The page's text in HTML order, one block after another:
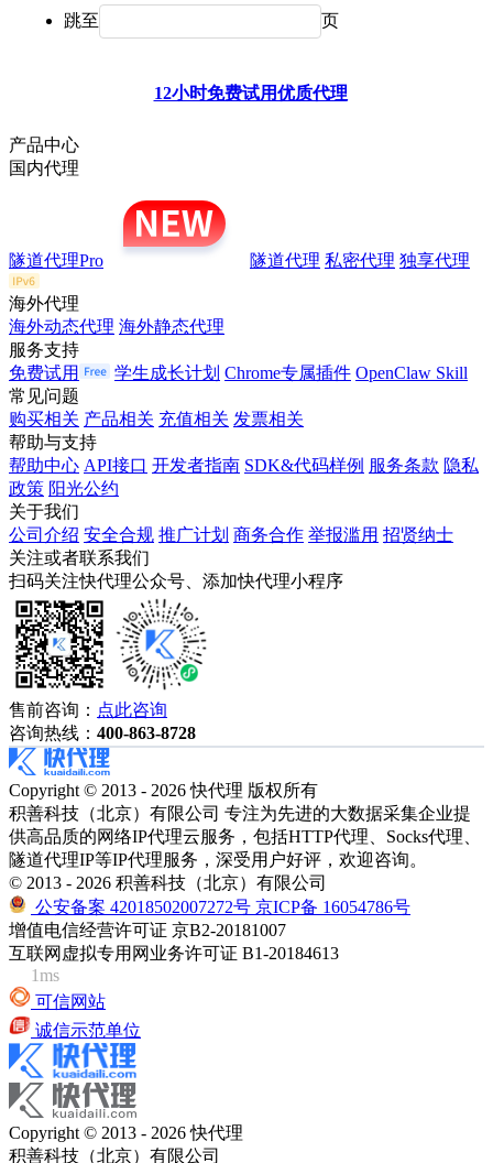
跳至 页
12小时免费试用优质代理
产品中心
国内代理
隧道代理Pro 隧道代理 私密代理 独享代理
海外代理
海外动态代理 海外静态代理
服务支持
免费试用
学生成长计划 Chrome专属插件 OpenClaw Skill
常见问题
购买相关 产品相关 充值相关 发票相关
帮助与支持
帮助中心 API接口 开发者指南 SDK&代码样例 服务条款 隐私
政策 阳光公约
关于我们
公司介绍 安全合规 推广计划 商务合作 举报滥用 招贤纳士
关注或者联系我们
扫码关注快代理公众号、添加快代理小程序
售前咨询： 点此咨询
咨询热线： 400-863-8728
Copyright © 2013 - 2026 快代理 版权所有
积善科技（北京）有限公司 专注为先进的大数据采集企业提
供高品质的网络IP代理云服务，包括HTTP代理、Socks代理、
隧道代理IP等IP代理服务，深受用户好评，欢迎咨询。
© 2013 - 2026 积善科技（北京）有限公司
公安备案 42018502007272号 京ICP备 16054786号
增值电信经营许可证 京B2-20181007
互联网虚拟专用网业务许可证 B1-20184613
1ms
可信网站
诚信示范单位
Copyright © 2013 - 2026 快代理
积善科技（北京）有限公司